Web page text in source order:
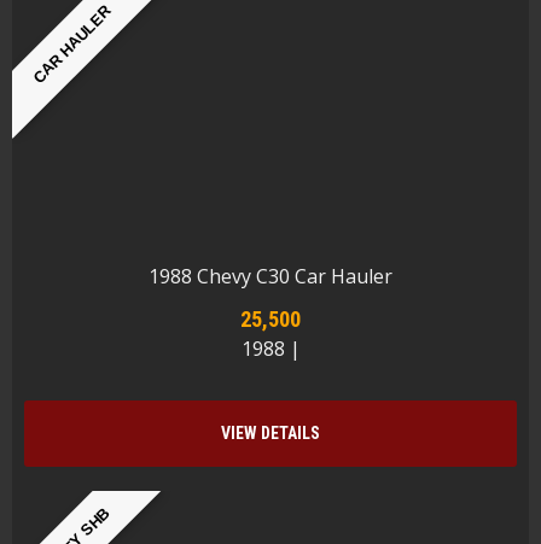
CAR HAULER
1988 Chevy C30 Car Hauler
25,500
1988 |
VIEW DETAILS